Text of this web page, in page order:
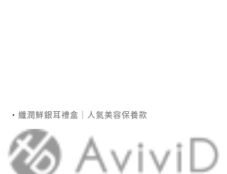
纖潤鮮銀耳禮盒｜人氣美容保養款